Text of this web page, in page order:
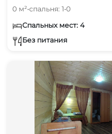
0 м²•спальня: 1•0
Спальных мест: 4
Без питания